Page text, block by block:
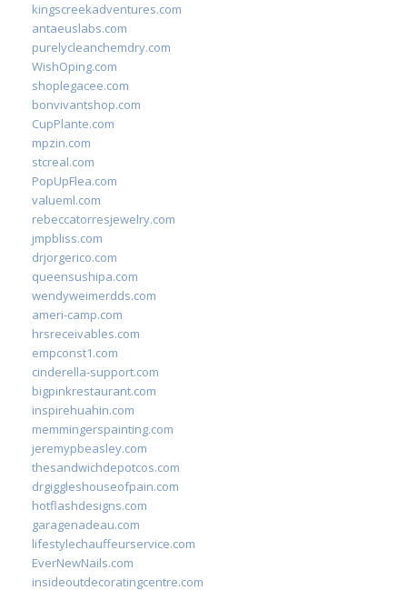
kingscreekadventures.com
antaeuslabs.com
purelycleanchemdry.com
WishOping.com
shoplegacee.com
bonvivantshop.com
CupPlante.com
mpzin.com
stcreal.com
PopUpFlea.com
valueml.com
rebeccatorresjewelry.com
jmpbliss.com
drjorgerico.com
queensushipa.com
wendyweimerdds.com
ameri-camp.com
hrsreceivables.com
empconst1.com
cinderella-support.com
bigpinkrestaurant.com
inspirehuahin.com
memmingerspainting.com
jeremypbeasley.com
thesandwichdepotcos.com
drgiggleshouseofpain.com
hotflashdesigns.com
garagenadeau.com
lifestylechauffeurservice.com
EverNewNails.com
insideoutdecoratingcentre.com